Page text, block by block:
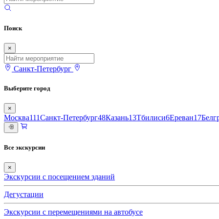
Поиск
×
Санкт-Петербург
Выберите город
×
Москва111Санкт-Петербург48Казань13Тбилиси6Ереван17
Все экскурсии
×
Экскурсии с посещением зданий
Дегустации
Экскурсии с перемещениями на автобусе